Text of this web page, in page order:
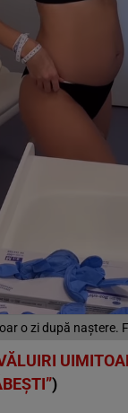
o zi după naștere.
)